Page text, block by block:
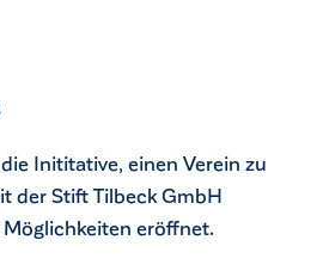
Inititative, einen Verein zu
der Stift Tilbeck GmbH
eröffnet.